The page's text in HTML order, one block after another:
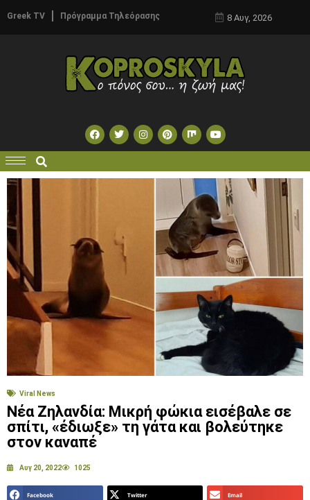
Greek TV Πρόγραμμα Τηλεόρασης 8 Αυγ, 2026
Viral News
Νέα Ζηλανδία: Μικρή φώκια εισέβαλε σε
σπίτι, «έδιωξε» τη γάτα και βολεύτηκε
στον καναπέ
Αυγ 20, 2022 1025
Facebook Twitter Email